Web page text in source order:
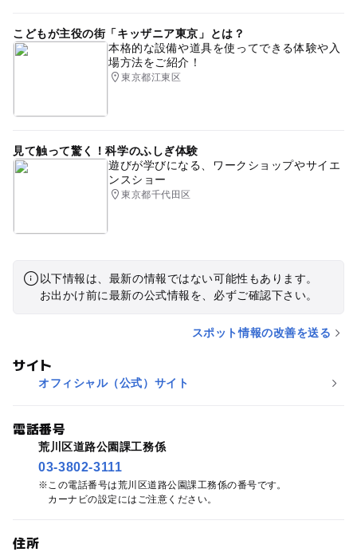
こどもが主役の街「キッザニア東京」とは？
本格的な設備や道具を使ってできる体験や入
場方法をご紹介！
東京都江東区
見て触って驚く！科学のふしぎ体験
遊びが学びになる、ワークショップやサイエ
ンスショー
東京都千代田区
以下情報は、最新の情報ではない可能性もあります。
お出かけ前に最新の公式情報を、必ずご確認下さい。
スポット情報の改善を送る
サイト
オフィシャル（公式）サイト
電話番号
荒川区道路公園課工務係
03-3802-3111
この電話番号は荒川区道路公園課工務係の番号です。
カーナビの設定にはご注意ください。
住所